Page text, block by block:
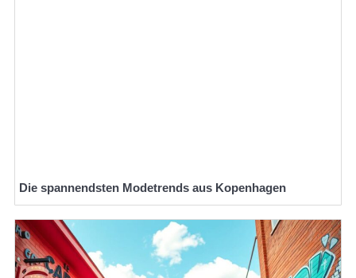
Die spannendsten Modetrends aus Kopenhagen